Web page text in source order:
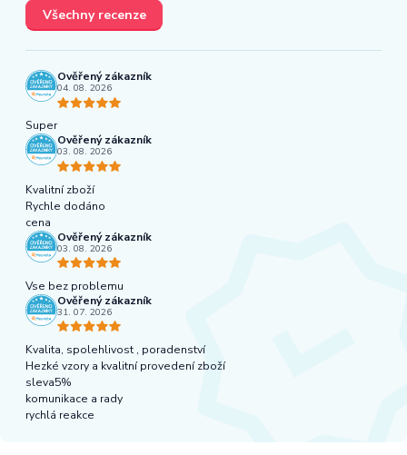
Všechny recenze
Ověřený zákazník
04. 08. 2026
Super
Ověřený zákazník
03. 08. 2026
Kvalitní zboží
Rychle dodáno
cena
Ověřený zákazník
03. 08. 2026
Vse bez problemu
Ověřený zákazník
31. 07. 2026
Kvalita, spolehlivost , poradenství
Hezké vzory a kvalitní provedení zboží
sleva5%
komunikace a rady
rychlá reakce